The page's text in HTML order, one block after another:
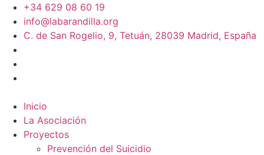
+34 629 08 60 19
info@labarandilla.org
C. de San Rogelio, 9, Tetuán, 28039 Madrid, España
Inicio
La Asociación
Proyectos
Prevención del Suicidio